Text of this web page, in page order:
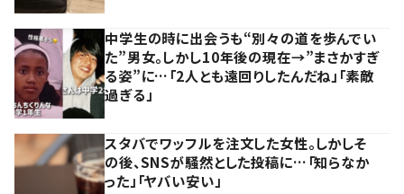
中学生の時に出会うも“別々の道を歩んでい
た”男女。しかし10年後の現在→”まさかすぎ
る姿”に…「2人とも遠回りしたんだね」「素敵
過ぎる」
スタバでワッフルを注文した女性。しかしそ
の後、SNSが騒然とした投稿に…「知らなか
った」「ヤバい安い」